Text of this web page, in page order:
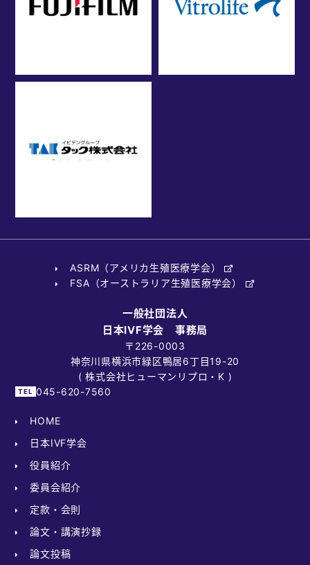
ASRM（アメリカ生殖医療学会）
FSA（オーストラリア生殖医療学会）
一般社団法人
日本IVF学会 事務局
〒226-0003
神奈川県横浜市緑区鴨居6丁目19-20
( 株式会社ヒューマンリプロ・K )
045-620-7560
HOME
日本IVF学会
役員紹介
委員会紹介
定款・会則
論文・講演抄録
論文投稿